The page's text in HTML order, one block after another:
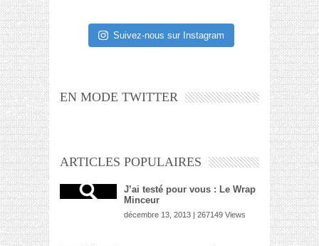
Suivez-nous sur Instagram
EN MODE TWITTER
ARTICLES POPULAIRES
J’ai testé pour vous : Le Wrap
Minceur
décembre 13, 2013 | 267149 Views